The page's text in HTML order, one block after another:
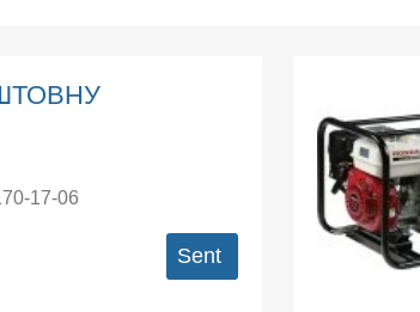
17-06
Sent